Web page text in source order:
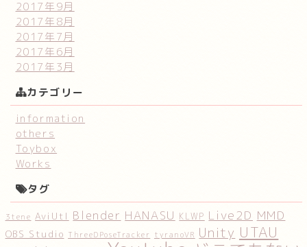
2017年9月
2017年8月
2017年7月
2017年6月
2017年3月
カテゴリー
information
others
Toybox
Works
タグ
3tene AviUtl Blender HANASU KLWP Live2D MMD
OBS Studio ThreeDPoseTracker tyranoVR Unity UTAU